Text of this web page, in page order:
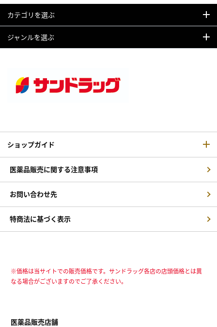
カテゴリを選ぶ
ジャンルを選ぶ
ショップガイド
医薬品販売に関する注意事項
お問い合わせ先
特商法に基づく表示
※価格は当サイトでの販売価格です。サンドラッグ各店の店頭価格とは異
なる場合がございますのでご了承ください。
医薬品販売店舗